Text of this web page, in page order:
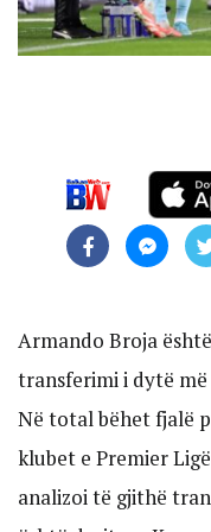
Armando Broja
transferimi i dytë më
Në total bëhet fjalë
klubet e Premier
analizoi të gjithë